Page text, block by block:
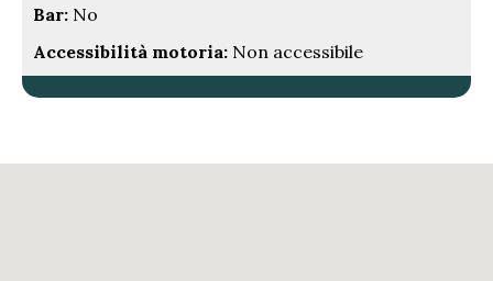
Bar: No
Accessibilità motoria: Non accessibile